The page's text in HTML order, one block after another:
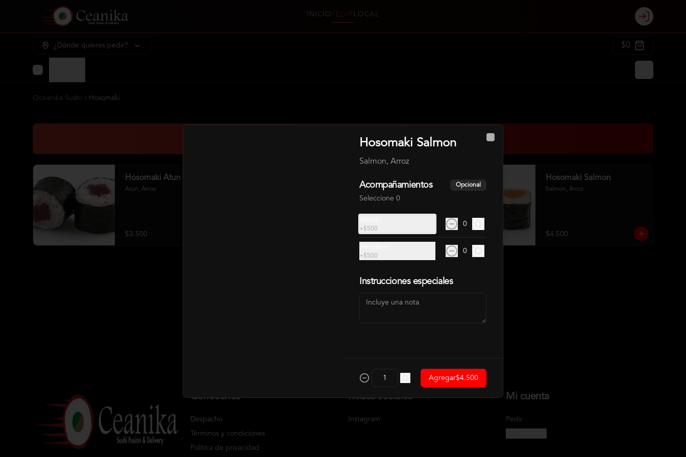
INICIO PEDIR LOCAL
Login
¿Dónde quieres pedir? $0
Oceanika Sushi Hosomaki
HOSOMAKI
Hosomaki Atun
Atún, Arroz
$3.500
Camarón, Arroz
Hosomaki Salmon
Salmon, Arroz
$4.500
Conócenos
Despacho
Términos y condiciones
Política de privacidad
Redes sociales
Instagram
Mi cuenta
Pedir
Hosomaki Salmon
Salmon, Arroz
Acompañamientos Opcional
Seleccione 0
+$500
0
+$500
0
Instrucciones especiales
Agregar$4.500